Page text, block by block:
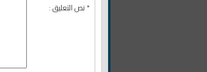
* نص التعليق :